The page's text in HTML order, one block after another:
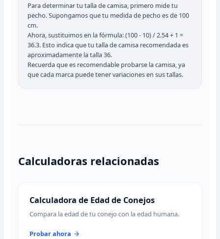
Para determinar tu talla de camisa, primero mide tu
pecho. Supongamos que tu medida de pecho es de 100
cm.
Ahora, sustituimos en la fórmula: (100 - 10) / 2.54 + 1 =
36.3. Esto indica que tu talla de camisa recomendada es
aproximadamente la talla 36.
Recuerda que es recomendable probarse la camisa, ya
que cada marca puede tener variaciones en sus tallas.
Calculadoras relacionadas
Calculadora de Edad de Conejos
Compara la edad de tu conejo con la edad humana.
Probar ahora